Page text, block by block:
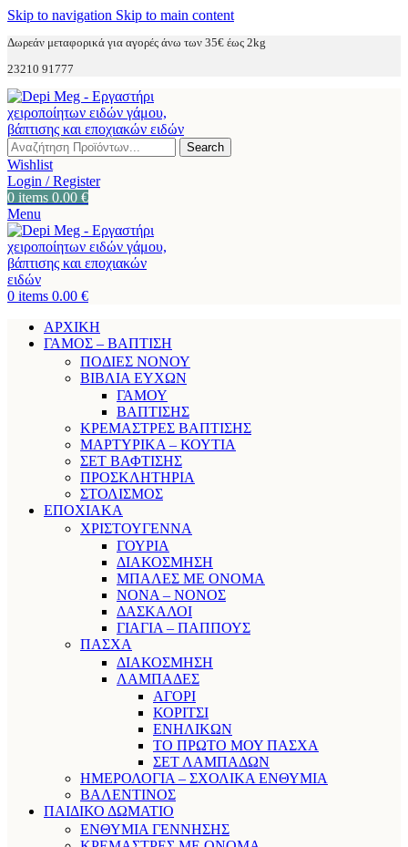
Skip to navigation Skip to main content
Δωρεάν μεταφορικά για αγορές άνω των 35€ έως 2kg
23210 91777
Search
Wishlist
Login / Register
0 items 0.00 €
Menu
0 items 0.00 €
ΑΡΧΙΚΗ
ΓΑΜΟΣ – ΒΑΠΤΙΣΗ
ΠΟΔΙΕΣ ΝΟΝΟΥ
ΒΙΒΛΙΑ ΕΥΧΩΝ
ΓΑΜΟΥ
ΒΑΠΤΙΣΗΣ
ΚΡΕΜΑΣΤΡΕΣ ΒΑΠΤΙΣΗΣ
ΜΑΡΤΥΡΙΚΑ – ΚΟΥΤΙΑ
ΣΕΤ ΒΑΦΤΙΣΗΣ
ΠΡΟΣΚΛΗΤΗΡΙΑ
ΣΤΟΛΙΣΜΟΣ
ΕΠΟΧΙΑΚΑ
ΧΡΙΣΤΟΥΓΕΝΝΑ
ΓΟΥΡΙΑ
ΔΙΑΚΟΣΜΗΣΗ
ΜΠΑΛΕΣ ΜΕ ΟΝΟΜΑ
ΝΟΝΑ – ΝΟΝΟΣ
ΔΑΣΚΑΛΟΙ
ΓΙΑΓΙΑ – ΠΑΠΠΟΥΣ
ΠΑΣΧΑ
ΔΙΑΚΟΣΜΗΣΗ
ΛΑΜΠΑΔΕΣ
ΑΓΟΡΙ
ΚΟΡΙΤΣΙ
ΕΝΗΛΙΚΩΝ
ΤΟ ΠΡΩΤΟ ΜΟΥ ΠΑΣΧΑ
ΣΕΤ ΛΑΜΠΑΔΩΝ
ΗΜΕΡΟΛΟΓΙΑ – ΣΧΟΛΙΚΑ ΕΝΘΥΜΙΑ
ΒΑΛΕΝΤΙΝΟΣ
ΠΑΙΔΙΚΟ ΔΩΜΑΤΙΟ
ΕΝΘΥΜΙΑ ΓΕΝΝΗΣΗΣ